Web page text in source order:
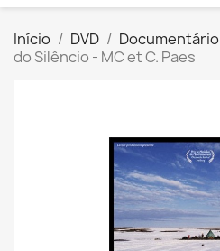
Início DVD Documentário
do Silêncio - MC et C. Paes